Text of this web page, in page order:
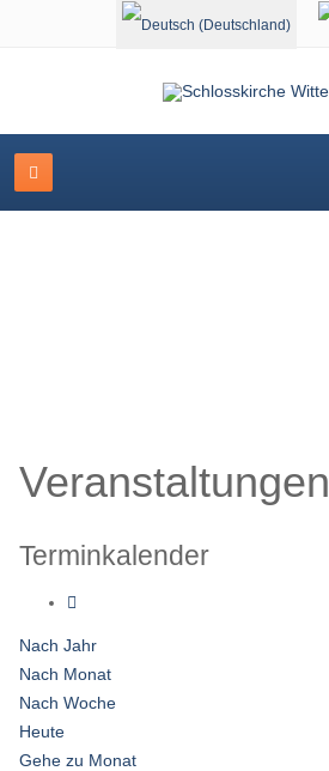
Sprache auswählen
Veranstaltungen
Terminkalender
Nach Jahr
Nach Monat
Nach Woche
Heute
Gehe zu Monat